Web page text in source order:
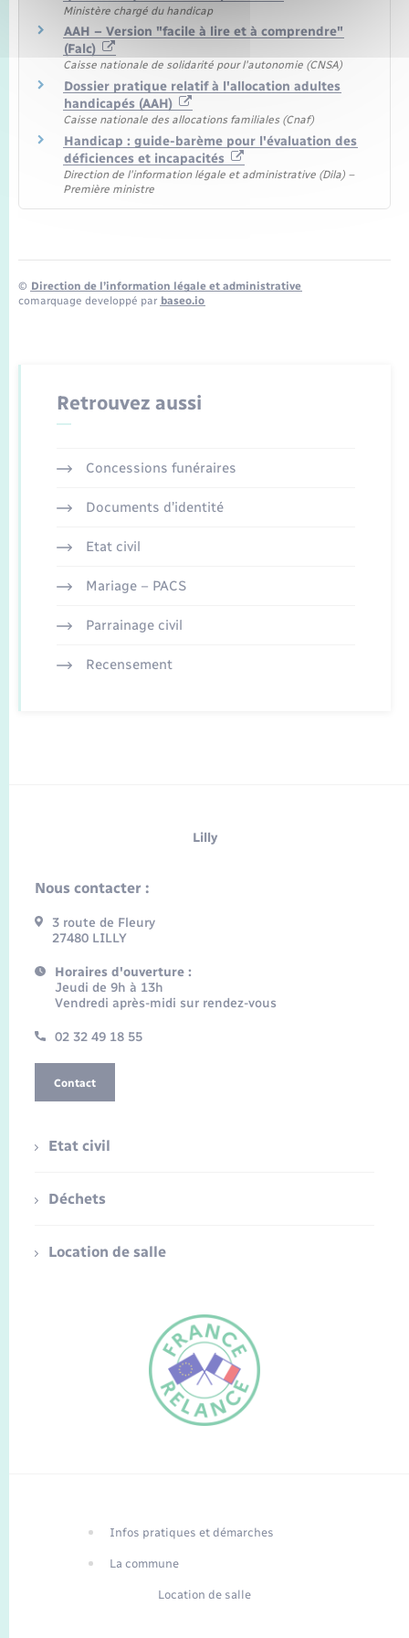
Traduction du
Ministère chargé du handicap
AAH – Version "facile à lire et à comprendre"
(Falc)
Caisse nationale de solidarité pour l'autonomie (CNSA)
Dossier pratique relatif à l'allocation adultes
handicapés (AAH)
Caisse nationale des allocations familiales (Cnaf)
Handicap : guide-barème pour l'évaluation des
déficiences et incapacités
Direction de l'information légale et administrative (Dila) –
Première ministre
© Direction de l’information légale et administrative
comarquage developpé par baseo.io
Retrouvez aussi
Concessions funéraires
Documents d’identité
Etat civil
Mariage – PACS
Parrainage civil
Recensement
Lilly
Nous contacter :
3 route de Fleury
27480 LILLY
Horaires d'ouverture :
Jeudi de 9h à 13h
Vendredi après-midi sur rendez-vous
02 32 49 18 55
Contact
Etat civil
Déchets
Location de salle
Infos pratiques et démarches
La commune
Location de salle